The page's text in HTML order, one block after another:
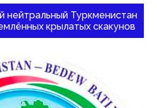
нейтральный Туркменистан
крылатых скакунов